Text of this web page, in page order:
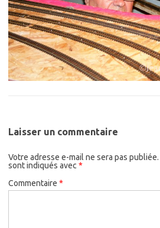
Laisser un commentaire
Votre adresse e-mail ne sera pas publiée.
sont indiqués avec*
Commentaire *